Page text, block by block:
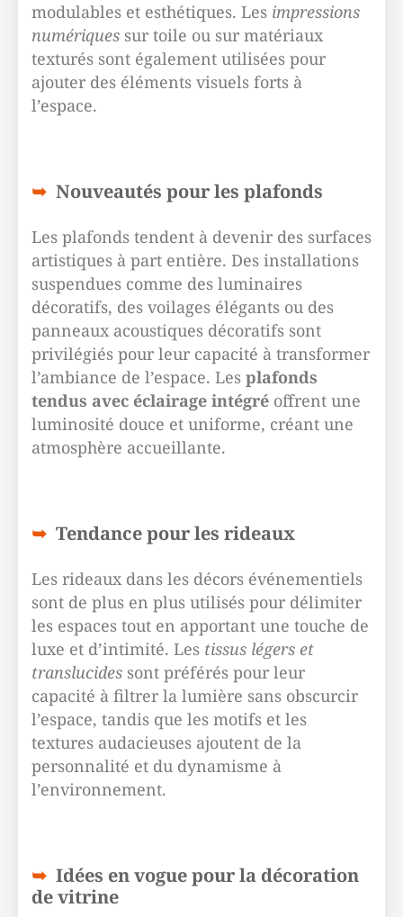
modulables et esthétiques. Les impressions
numériques sur toile ou sur matériaux
texturés sont également utilisées pour
ajouter des éléments visuels forts à
l’espace.
Nouveautés pour les plafonds
Les plafonds tendent à devenir des surfaces
artistiques à part entière. Des installations
suspendues comme des luminaires
décoratifs, des voilages élégants ou des
panneaux acoustiques décoratifs sont
privilégiés pour leur capacité à transformer
l’ambiance de l’espace. Les plafonds
tendus avec éclairage intégré offrent une
luminosité douce et uniforme, créant une
atmosphère accueillante.
Tendance pour les rideaux
Les rideaux dans les décors événementiels
sont de plus en plus utilisés pour délimiter
les espaces tout en apportant une touche de
luxe et d’intimité. Les tissus légers et
translucides sont préférés pour leur
capacité à filtrer la lumière sans obscurcir
l’espace, tandis que les motifs et les
textures audacieuses ajoutent de la
personnalité et du dynamisme à
l’environnement.
Idées en vogue pour la décoration
de vitrine